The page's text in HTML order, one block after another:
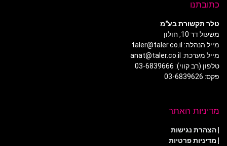
כתובתנו
טלר תקשורת בע"מ
משעול דר 10, חולון
מייל הנהלה: taler@taler.co.il
מייל מערכת: anat@taler.co.il
טלפון (רב קווי): 03-6839666
פקס: 03-6839626
מדיניות האתר
|הצהרת נגישות
| מדיניות פרטיות